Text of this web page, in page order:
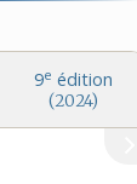
9e édition
(2024)